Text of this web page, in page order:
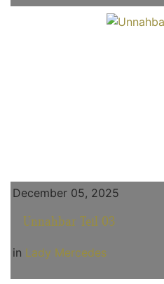
December 05, 2025
Unnahbar Teil 03
in Lady Mercedes